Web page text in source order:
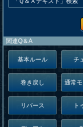
関連Q＆A
基本ルール チ
巻き戻し 通常
リバース ト